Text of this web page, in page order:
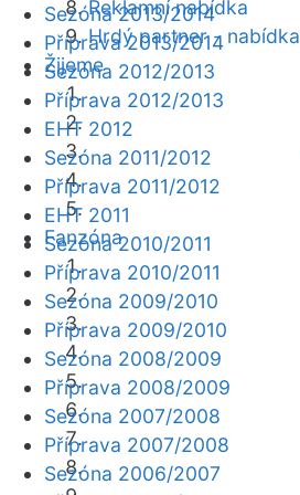
Reklamní nabídka
Hrdý partner - nabídka
Žijeme
Fanzóna
Sezóna 2013/2014
Příprava 2013/2014
Sezóna 2012/2013
Příprava 2012/2013
EHT 2012
Sezóna 2011/2012
Příprava 2011/2012
EHT 2011
Sezóna 2010/2011
Příprava 2010/2011
Sezóna 2009/2010
Příprava 2009/2010
Sezóna 2008/2009
Příprava 2008/2009
Sezóna 2007/2008
Příprava 2007/2008
Sezóna 2006/2007